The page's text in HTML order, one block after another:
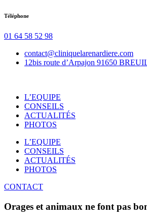
Aller
contenu
Téléphone
01 64 58 52 98
contact@cliniquelarenardiere.com
12bis route d’Arpajon 91650
L’EQUIPE
CONSEILS
ACTUALITÉS
PHOTOS
L’EQUIPE
CONSEILS
ACTUALITÉS
PHOTOS
CONTACT
Orages et animaux ne font pas